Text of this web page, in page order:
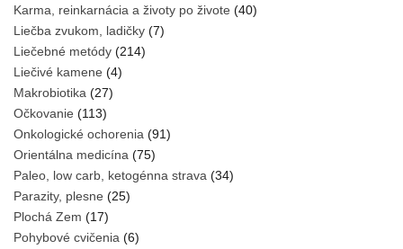
Karma, reinkarnácia a životy po živote (40)
Liečba zvukom, ladičky (7)
Liečebné metódy (214)
Liečivé kamene (4)
Makrobiotika (27)
Očkovanie (113)
Onkologické ochorenia (91)
Orientálna medicína (75)
Paleo, low carb, ketogénna strava (34)
Parazity, plesne (25)
Plochá Zem (17)
Pohybové cvičenia (6)